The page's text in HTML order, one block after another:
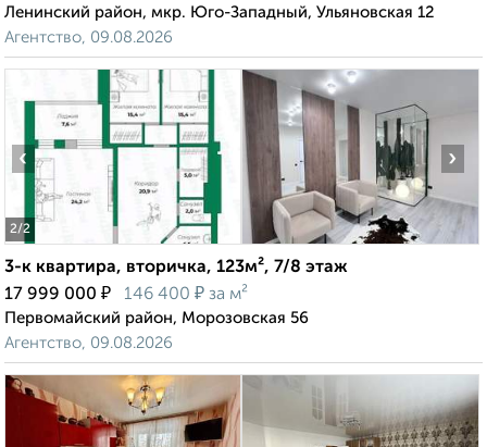
Ленинский район, мкр. Юго-Западный, Ульяновская 12
Агентство, 09.08.2026
2/2
‹ ›
3-к квартира, вторичка, 123м², 7/8 этаж
17 999 000 ₽ 146 400 ₽ за м²
Первомайский район, Морозовская 56
Агентство, 09.08.2026